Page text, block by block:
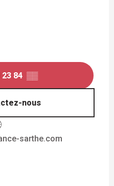
23 84 ▒▒
nous
sarthe.com